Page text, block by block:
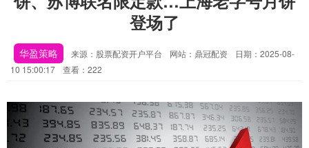
登场了
华盈策略 来源：股票配资开户平台 网站：鼎冠配资
日期：2025-08-
10 15:00:17
查看：222